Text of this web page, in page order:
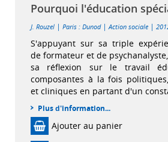
Pourquoi l'éducation
J. Rouzel | Paris : Dunod|Action sociale |
S'appuyant sur sa triple
de formateur et de
sa réflexion sur le travail
composantes à la fois
et cliniques en partant d'un
Plus d'information...
Ajouter au panier